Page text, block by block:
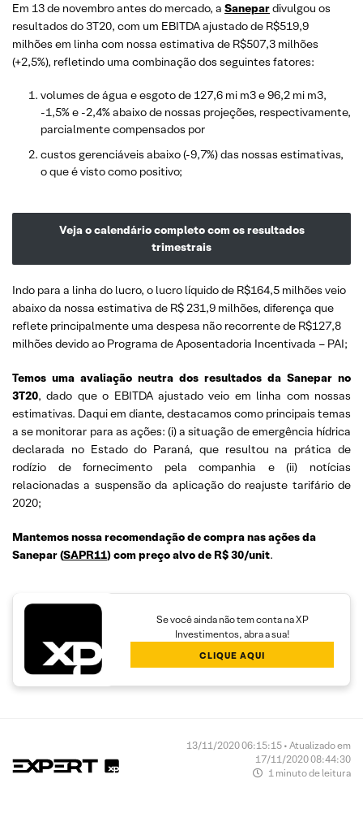
Em 13 de novembro antes do mercado, a Sanepardivulgou os
resultados do 3T20, com um EBITDA ajustado de R$519,9
milhões em linha com nossa estimativa de R$507,3 milhões
(+2,5%), refletindo uma combinação dos seguintes fatores:
volumes de água e esgoto de 127,6 mi m3 e 96,2 mi m3,
-1,5% e -2,4% abaixo de nossas projeções, respectivamente,
parcialmente compensados por
custos gerenciáveis abaixo (-9,7%) das nossas estimativas,
o que é visto como positivo;
Veja o calendário completo com os resultados
trimestrais
Indo para a linha do lucro, o lucro líquido de R$164,5 milhões veio
abaixo da nossa estimativa de R$ 231,9 milhões, diferença que
reflete principalmente uma despesa não recorrente de R$127,8
milhões devido ao Programa de Aposentadoria Incentivada – PAI;
Temos uma avaliação neutra dos resultados da Sanepar no
3T20, dado que o EBITDA ajustado veio em linha com nossas
estimativas. Daqui em diante, destacamos como principais temas
a se monitorar para as ações: (i) a situação de emergência hídrica
declarada no Estado do Paraná, que resultou na prática de
rodízio de fornecimento pela companhia e (ii) notícias
relacionadas a suspensão da aplicação do reajuste tarifário de
2020;
Mantemos nossa recomendação de compra nas ações da
Sanepar (SAPR11) com preço alvo de R$ 30/unit.
Se você ainda não tem conta na XP
Investimentos, abra a sua!
CLIQUE AQUI
13/11/2020 06:15:15 • Atualizado em
17/11/2020 08:44:30
1 minuto de leitura